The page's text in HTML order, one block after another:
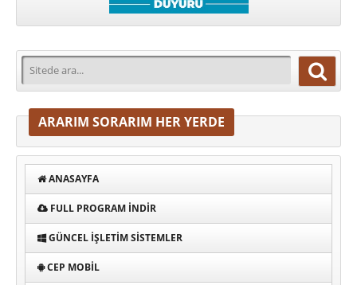
ARARIM SORARIM HER YERDE
ANASAYFA
FULL PROGRAM INDIR
GÜNCEL İŞLETIM SISTEMLER
CEP MOBIL